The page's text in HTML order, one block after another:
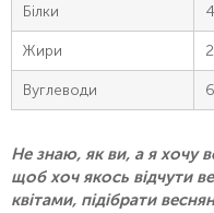
Білки
Жири
Вуглеводи
Не знаю, як ви, а я хочу
щоб хоч якось відчути
квітами, підібрати